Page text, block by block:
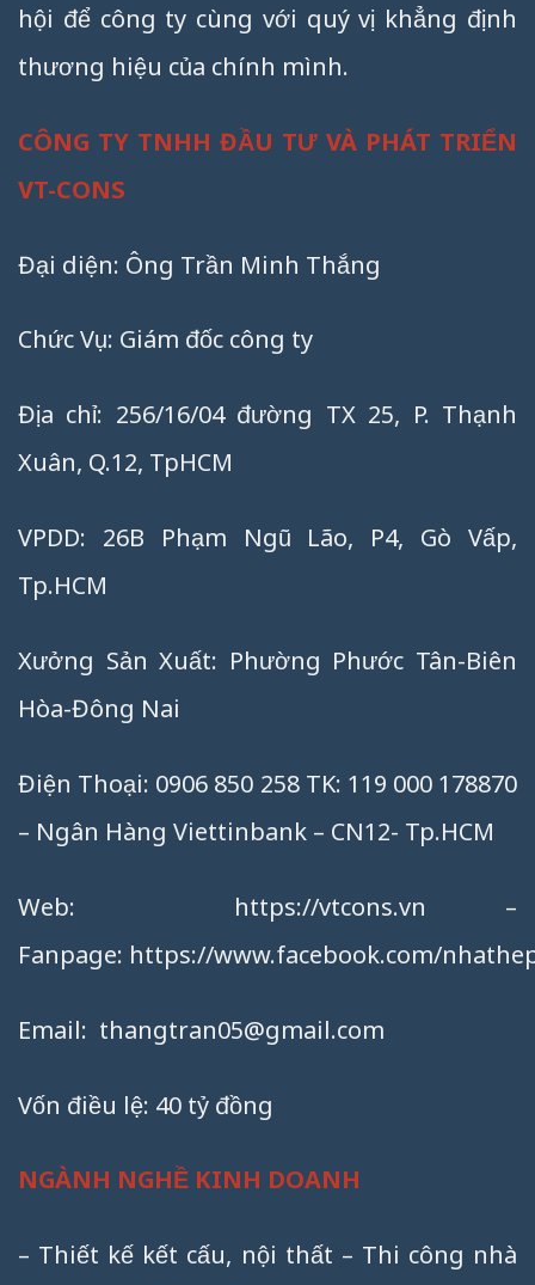
hội để công ty cùng với quý vị khẳng định
thương hiệu của chính mình.
CÔNG TY TNHH ĐẦU TƯ VÀ PHÁT TRIỂN
VT-CONS
Đại diện: Ông Trần Minh Thắng
Chức Vụ: Giám đốc công ty
Địa chỉ: 256/16/04 đường TX 25, P. Thạnh
Xuân, Q.12, TpHCM
VPDD: 26B Phạm Ngũ Lão, P4, Gò Vấp,
Tp.HCM
Xưởng Sản Xuất: Phường Phước Tân-Biên
Hòa-Đông Nai
Điện Thoại: 0906 850 258 TK: 119 000 178870
– Ngân Hàng Viettinbank – CN12- Tp.HCM
Web: https://vtcons.vn –
Fanpage: https://www.facebook.com/
Email: thangtran05@gmail.com
Vốn điều lệ: 40 tỷ đồng
NGÀNH NGHỀ KINH DOANH
– Thiết kế kết cấu, nội thất – Thi công nhà